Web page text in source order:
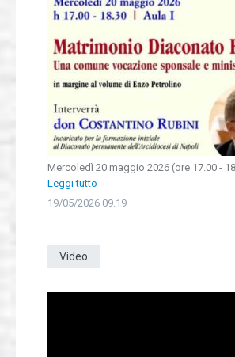
Mercoledì 20 maggio 2026 (ore 17.00 -
Leggi tutto
19/05/2026 09.19
Video